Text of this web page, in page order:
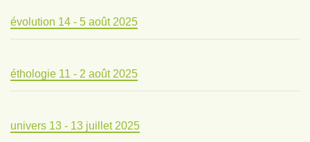
évolution 14 - 5 août 2025
éthologie 11 - 2 août 2025
univers 13 - 13 juillet 2025